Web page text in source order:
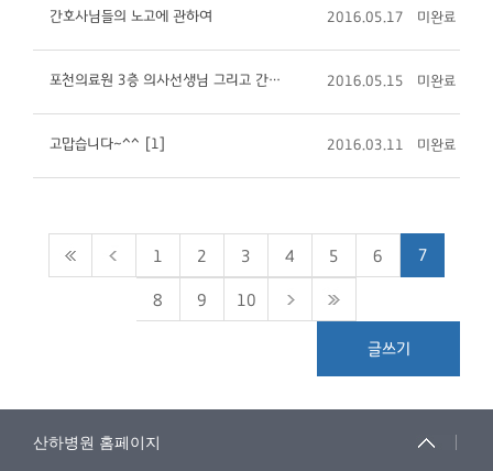
간호사님들의 노고에 관하여 2016.05.17 미완료
포천의료원 3층 의사선생님 그리고 간호사님들의 수고에관하여 2016.05.15 미완료
고맙습니다~^^ [1] 2016.03.11 미완료
1 2 3 4 5 6 7
8 9 10
글쓰기